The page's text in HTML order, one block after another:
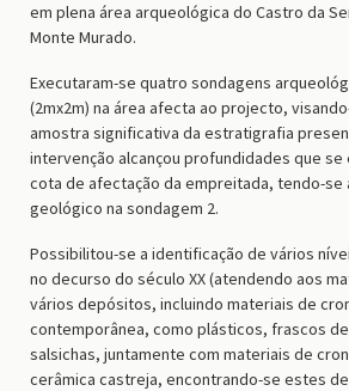
em plena área arqueológica do Castro da
Monte Murado.
Executaram-se quatro sondagens
(2mx2m) na área afecta ao projecto,
amostra significativa da estratigrafia
intervenção alcançou profundidades que se
cota de afectação da empreitada, tendo-se
geológico na sondagem 2.
Possibilitou-se a identificação de vários
no decurso do século XX (atendendo aos
vários depósitos, incluindo materiais de
contemporânea, como plásticos, frascos
salsichas, juntamente com materiais de
cerâmica castreja, encontrando-se estes